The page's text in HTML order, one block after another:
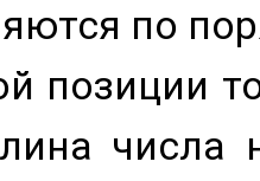
по
позиции
числа